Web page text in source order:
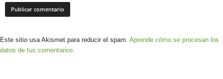
Este sitio usa Akismet para reducir el spam. Aprende cómo se procesan los
datos de tus comentarios.